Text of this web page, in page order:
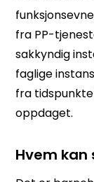
fra PP-
sakkyndig
faglige
fra
oppdaget.
Hvem kan